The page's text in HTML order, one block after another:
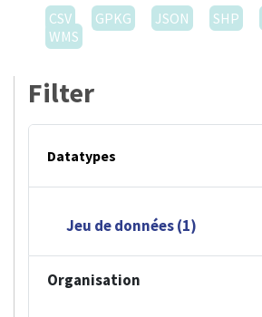
CSV
GPKG JSON SHP
WMS
Filter
Datatypes
Jeu de données (1)
Organisation